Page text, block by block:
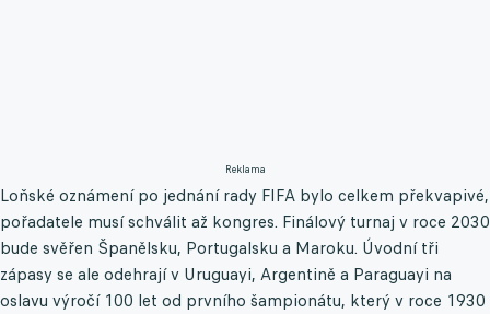
Reklama
Loňské oznámení po jednání rady FIFA bylo celkem překvapivé,
pořadatele musí schválit až kongres. Finálový turnaj v roce 2030
bude svěřen Španělsku, Portugalsku a Maroku. Úvodní tři
zápasy se ale odehrají v Uruguayi, Argentině a Paraguayi na
oslavu výročí 100 let od prvního šampionátu, který v roce 1930